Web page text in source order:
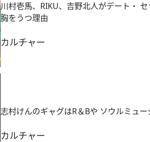
川村壱馬、RIKU、吉野北人がデート・
胸をうつ理由
カルチャー
志村けんのギャグはR＆Bや ソウルミュ
カルチャー